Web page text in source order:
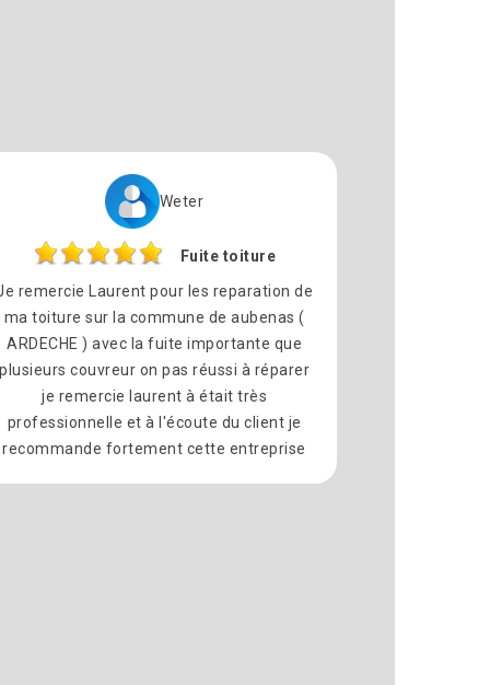
Weter
Fuite toiture
remercie Laurent pour les reparation de
ma toiture sur la commune de aubenas (
ARDECHE ) avec la fuite importante que
plusieurs couvreur on pas réussi à réparer
je remercie laurent à était très
professionnelle et à l'écoute du client je
recommande fortement cette entreprise